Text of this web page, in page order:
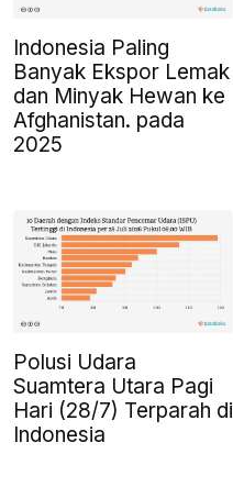
Indonesia Paling
Banyak Ekspor Lemak
dan Minyak Hewan ke
Afghanistan. pada
2025
Polusi Udara
Suamtera Utara Pagi
Hari (28/7) Terparah di
Indonesia